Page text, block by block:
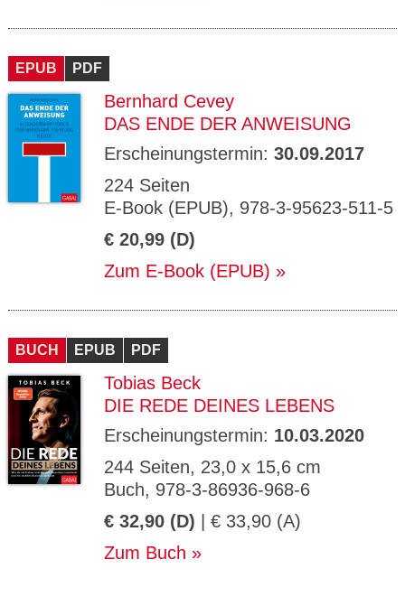
EPUB PDF
Bernhard Cevey
DAS ENDE DER ANWEISUNG
Erscheinungstermin: 30.09.2017
224 Seiten
E-Book (EPUB), 978-3-95623-511-5
€ 20,99 (D)
Zum E-Book (EPUB)
BUCH EPUB PDF
Tobias Beck
DIE REDE DEINES LEBENS
Erscheinungstermin: 10.03.2020
244 Seiten, 23,0 x 15,6 cm
Buch, 978-3-86936-968-6
€ 32,90 (D) | € 33,90 (A)
Zum Buch